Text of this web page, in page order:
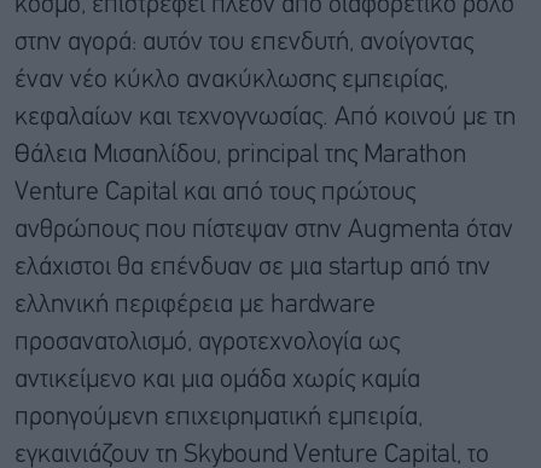
κόσμο, επιστρέφει πλέον από διαφορετικό ρόλο
στην αγορά: αυτόν του επενδυτή, ανοίγοντας
έναν νέο κύκλο ανακύκλωσης εμπειρίας,
κεφαλαίων και τεχνογνωσίας. Από κοινού με τη
Θάλεια Μισαηλίδου, principal της Marathon
Venture Capital και από τους πρώτους
ανθρώπους που πίστεψαν στην Augmenta όταν
ελάχιστοι θα επένδυαν σε μια startup από την
ελληνική περιφέρεια με hardware
προσανατολισμό, αγροτεχνολογία ως
αντικείμενο και μια ομάδα χωρίς καμία
προηγούμενη επιχειρηματική εμπειρία,
εγκαινιάζουν τη Skybound Venture Capital, το